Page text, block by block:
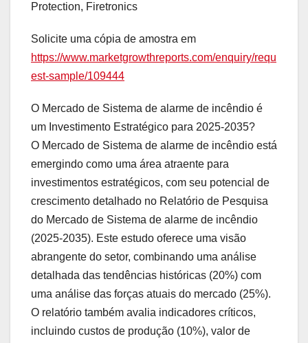
Protection, Firetronics
Solicite uma cópia de amostra em
https://www.marketgrowthreports.com/enquiry/requ
est-sample/109444
O Mercado de Sistema de alarme de incêndio é
um Investimento Estratégico para 2025-2035?
O Mercado de Sistema de alarme de incêndio está
emergindo como uma área atraente para
investimentos estratégicos, com seu potencial de
crescimento detalhado no Relatório de Pesquisa
do Mercado de Sistema de alarme de incêndio
(2025-2035). Este estudo oferece uma visão
abrangente do setor, combinando uma análise
detalhada das tendências históricas (20%) com
uma análise das forças atuais do mercado (25%).
O relatório também avalia indicadores críticos,
incluindo custos de produção (10%), valor de